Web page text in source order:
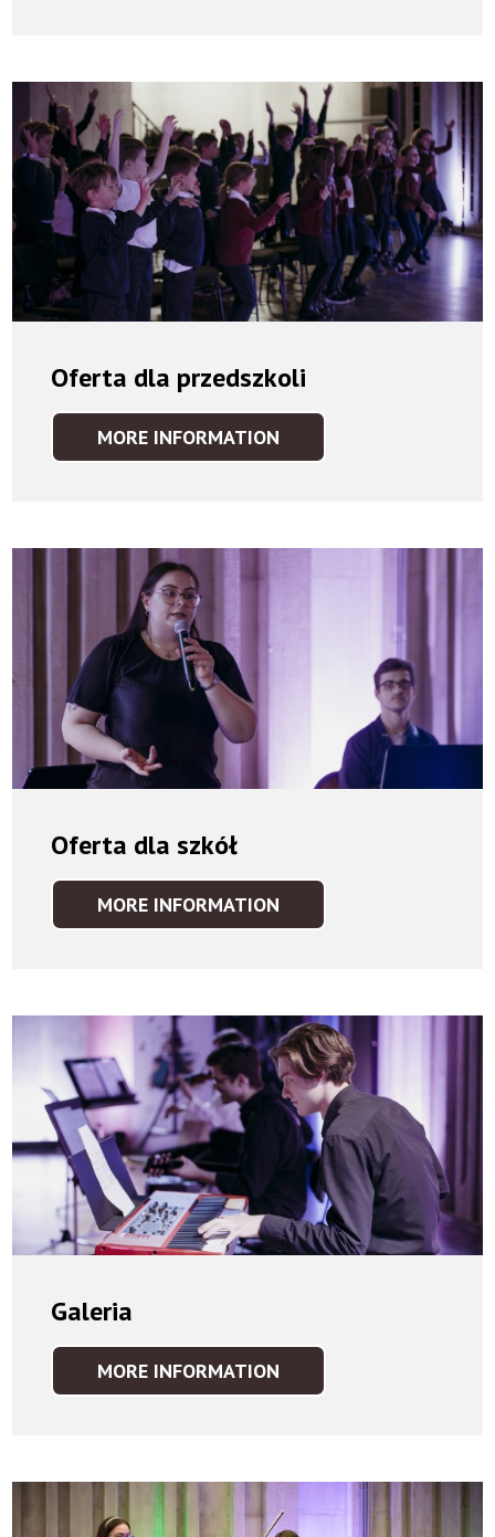
Oferta dla przedszkoli
MORE INFORMATION
OFERTA
Oferta dla szkół
MORE INFORMATION
OFERTA
Galeria
MORE INFORMATION
GALERIA